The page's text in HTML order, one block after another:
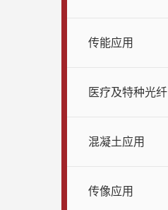
传能应用
医疗及特种光纤
混凝土应用
传像应用